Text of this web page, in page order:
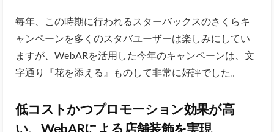
毎年、この時期に行われるスターバックスのさくらキ
ャンペーンを多くのスタバユーザーは楽しみにしてい
ますが、WebARを活用した今年のキャンペーンは、文
字通り『花を添える』ものして非常に好評でした。
低コストかつプロモーション効果が高
い、WebARによる店舗装飾を実現